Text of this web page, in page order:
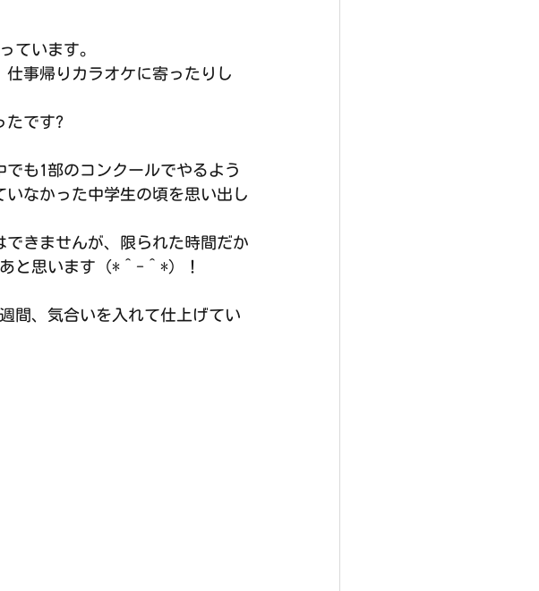
ています。
事帰りカラオケに寄ったりし
たです?
も1部のコンクールでやるよう
なかった中学生の頃を思い出し
きませんが、限られた時間だか
と思います（*＾-＾*）！
間、気合いを入れて仕上げてい